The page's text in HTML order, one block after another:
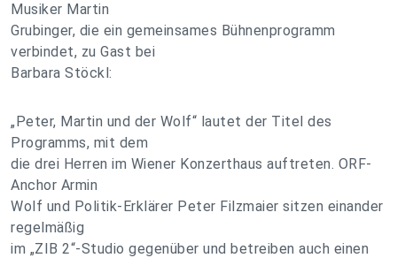
Musiker Martin
Grubinger, die ein gemeinsames Bühnenprogramm
verbindet, zu Gast bei
Barbara Stöckl:
„Peter, Martin und der Wolf“ lautet der Titel des
Programms, mit dem
die drei Herren im Wiener Konzerthaus auftreten. ORF-
Anchor Armin
Wolf und Politik-Erklärer Peter Filzmaier sitzen einander
regelmäßig
im „ZIB 2“-Studio gegenüber und betreiben auch einen